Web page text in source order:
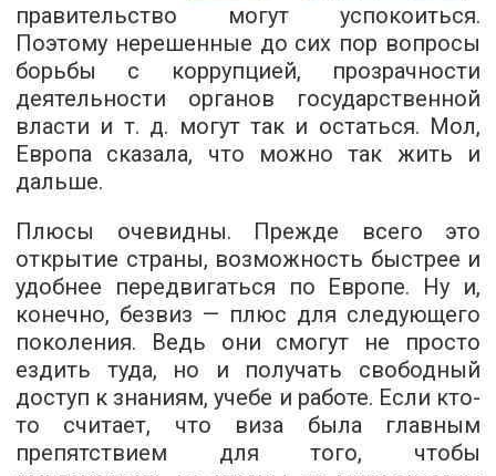
правительство могут успокоиться.
Поэтому нерешенные до сих пор вопросы
борьбы с коррупцией, прозрачности
деятельности органов государственной
власти и т. д. могут так и остаться. Мол,
Европа сказала, что можно так жить и
дальше.
Плюсы очевидны. Прежде всего это
открытие страны, возможность быстрее и
удобнее передвигаться по Европе. Ну и,
конечно, безвиз — плюс для следующего
поколения. Ведь они смогут не просто
ездить туда, но и получать свободный
доступ к знаниям, учебе и работе. Если кто-
то считает, что виза была главным
препятствием для того, чтобы